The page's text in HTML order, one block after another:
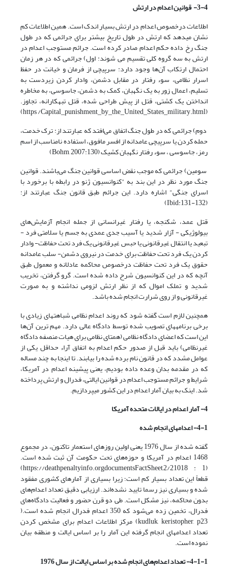
3-4- قوانین اعدام در ارتش
اطلاعات درخصوص اعدام در ارتش بسیار اندک است. همین اطلاعات کم
نشان می­دهد که ارتش در طول تاریخ بیشتر برای جرائمی که در طول
جنگ رخ داده حکم اعدام صادر کرده است. جرائم مستوجب اعدام در
ارتش به سه گروه کلی تقسیم می شوند: اول) جرائمی که در هر زمان
احتمال ارتکاب آن‌ها وجود دارد: سرپیچی از فرمان و خیانت در حفظ
اسرار نظامی، سوء رفتار در مقابل دشمن، وادار کردن زیردست به
تسلیم، اعمال زور به یک نگهبان، کمک به دشمن، جاسوسی، به مخاطره
انداختن یک کشتی، قتل از پیش طراحی شده، قتل تبهکارانه، تجاوز.
(https /Capital_punishment_by_the_United_States_military.html)
دوم) جرائمی که در طول جنگ اتفاق می‌افتد که عبارتند از: ترک خدمت،
حمله کردن یا سرپیچی عامدانه از افسر مافوق، استفاده نامناسب از اسم
رمز، جاسوسی ، سوء رفتار نگهبان کشیک (Bohm, 2007:130)
سومین) جرائمی که موجب نقض اساسی قوانین جنگ می‌باشند. قوانین
جنگ مورد نظر در این بند به "کنوانسیون ژنو در رابطه با برخورد با
اسرای جنگی" اشاره دارد. این جرائم طبق قانون جنگ عبارتند از:
(Ibid:131-132)
قتل عمد، شکنجه، یا رفتار غیرانسانی از جمله انجام آزمایش‌های
بیولوژیکی - آزار شدید یا آسیب جدی عمدی به جسم یا سلامتی فرد -
تبعید یا انتقال غیرقانونی یا حبس غیرقانونی یک فرد تحت حفاظت- وادار
کردن یک فرد تحت حفاظت برای خدمت در نیروی دشمن- سلب عامدانه
حقوق یک فرد تحت حفاظت درخصوص محاکمه عادلانه و معمول طبق
آنچه که در این کنوانسیون شرح داده شده است. گرو گرفتن، تخریب
شدید و تملک اموال که از نظر ارتش لزومی نداشته و به صورت
غیرقانونی و از روی شرارت انجام شده باشد.
همچنین لازم است گفته شود که روند اعدام نظامی شباهت­های زیادی با
برخی برنامه­های تصویب شده توسط دادگاه عالی دارد. مهم ترین آن‌ها
این است که اعضای دادگاه نظامی (همتای نظامی برای هیات منصفه دادگاه
غیرنظامی) باید قبل از صدور حکم اعدام به اتفاق آراء حداقل یکی از
عوامل مشدد که در قانون نام برده شده را بیابند. تا اینجا به چند مساله
که در مقدمه بدان وعده داده بودیم، یعنی پیشینه اعدام در آمریکا،
شرایط و جرائم مستوجب اعدام در قوانین ایالتی، فدرال و ارتش پرداخته
شد. اینک به بیان آمار اعدام در این کشور می­پردازیم.
4- آمار اعدام در ایالات متحده آمریکا
4-1- اعدام­های انجام شده
گفته شده از سال 1976 یعنی اولین روزهای استعمار تاکنون، در مجموع
1468 اعدام در آمریکا و حوزه‌های تحت حکومت آن ثبت شده است.
(https://deathpenaltyinfo.orgdocumentsFactSheet,2/21018 : 1)
قطعاً این تعداد بسیار کم است؛ زیرا بسیاری از آمارهای کشوری مفقود
شده و بسیاری نیز رسما تایید نشده‌اند. ارزیابی دقیق تعداد اعدام‌های
بدون محاکمه، نیز مشکل است. طی دو قرن حضور و فعالیت دادگاه‌های
فدرال، تخمین زده می‌شود که 350 اعدام فدرال انجام شده است.(
kudluk, keristopher, p23) مرکز اطلاعات اعدام برای مشخص کردن
تعداد اعدام­های انجام گرفته این آمار را بر اساس ایالت و منطقه بیان
نموده است.
4-1-1- تعداد اعدام‌های انجام شده بر اساس ایالت از سال 1976